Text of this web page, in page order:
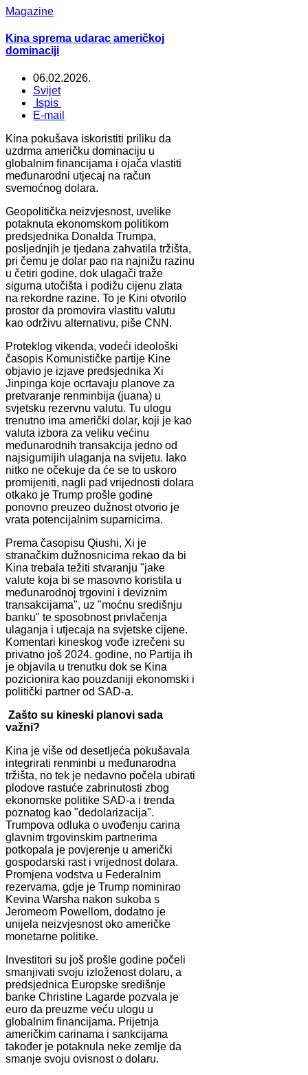
Magazine
Kina sprema udarac američkoj
dominaciji
06.02.2026.
Svijet
Ispis
E-mail
Kina pokušava iskoristiti priliku da
uzdrma američku dominaciju u
globalnim financijama i ojača vlastiti
međunarodni utjecaj na račun
svemoćnog dolara.
Geopolitička neizvjesnost, uvelike
potaknuta ekonomskom politikom
predsjednika Donalda Trumpa,
posljednjih je tjedana zahvatila tržišta,
pri čemu je dolar pao na najnižu razinu
u četiri godine, dok ulagači traže
sigurna utočišta i podižu cijenu zlata
na rekordne razine. To je Kini otvorilo
prostor da promovira vlastitu valutu
kao održivu alternativu, piše CNN.
Proteklog vikenda, vodeći ideološki
časopis Komunističke partije Kine
objavio je izjave predsjednika Xi
Jinpinga koje ocrtavaju planove za
pretvaranje renminbija (juana) u
svjetsku rezervnu valutu. Tu ulogu
trenutno ima američki dolar, koji je kao
valuta izbora za veliku većinu
međunarodnih transakcija jedno od
najsigurnijih ulaganja na svijetu. Iako
nitko ne očekuje da će se to uskoro
promijeniti, nagli pad vrijednosti dolara
otkako je Trump prošle godine
ponovno preuzeo dužnost otvorio je
vrata potencijalnim suparnicima.
Prema časopisu Qiushi, Xi je
stranačkim dužnosnicima rekao da bi
Kina trebala težiti stvaranju "jake
valute koja bi se masovno koristila u
međunarodnoj trgovini i deviznim
transakcijama", uz "moćnu središnju
banku" te sposobnost privlačenja
ulaganja i utjecaja na svjetske cijene.
Komentari kineskog vođe izrečeni su
privatno još 2024. godine, no Partija ih
je objavila u trenutku dok se Kina
pozicionira kao pouzdaniji ekonomski i
politički partner od SAD-a.
Zašto su kineski planovi sada
važni?
Kina je više od desetljeća pokušavala
integrirati renminbi u međunarodna
tržišta, no tek je nedavno počela ubirati
plodove rastuće zabrinutosti zbog
ekonomske politike SAD-a i trenda
poznatog kao "dedolarizacija".
Trumpova odluka o uvođenju carina
glavnim trgovinskim partnerima
potkopala je povjerenje u američki
gospodarski rast i vrijednost dolara.
Promjena vodstva u Federalnim
rezervama, gdje je Trump nominirao
Kevina Warsha nakon sukoba s
Jeromeom Powellom, dodatno je
unijela neizvjesnost oko američke
monetarne politike.
Investitori su još prošle godine počeli
smanjivati svoju izloženost dolaru, a
predsjednica Europske središnje
banke Christine Lagarde pozvala je
euro da preuzme veću ulogu u
globalnim financijama. Prijetnja
američkim carinama i sankcijama
također je potaknula neke zemlje da
smanje svoju ovisnost o dolaru.